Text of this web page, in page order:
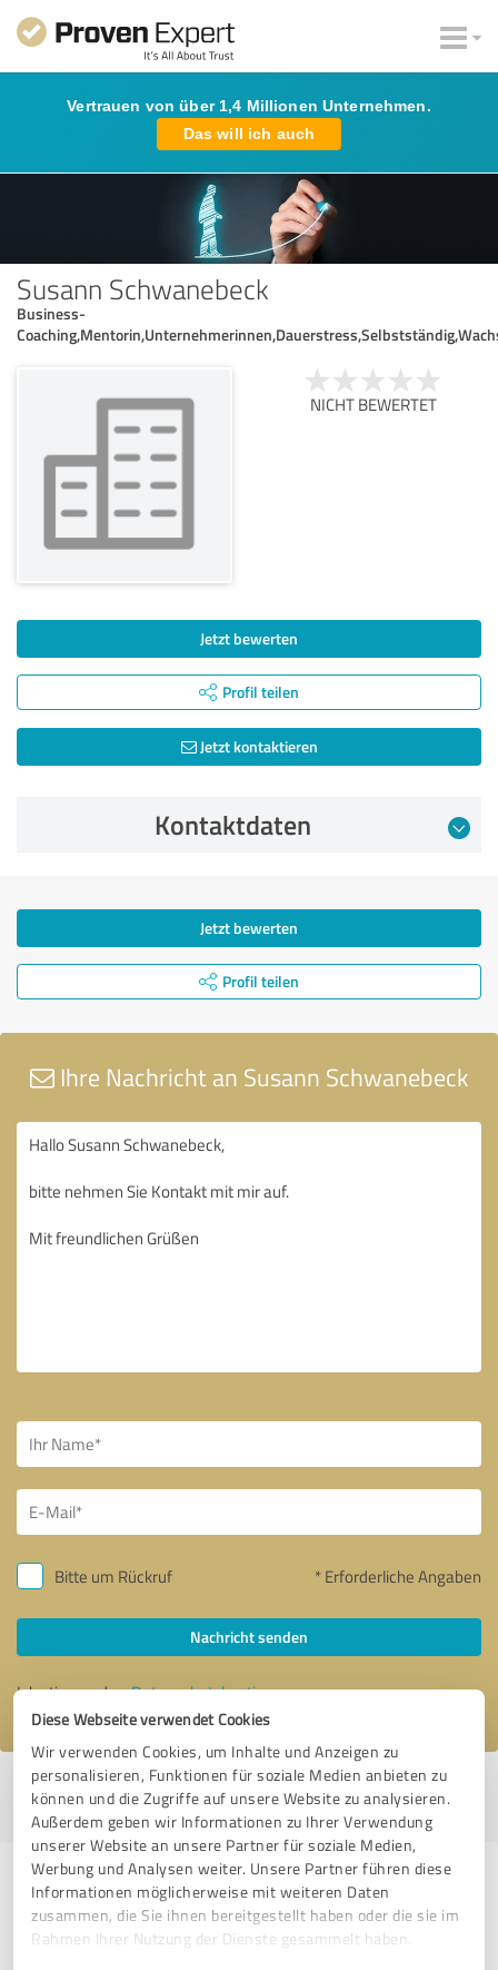
Diese Webseite verwendet Cookies
Wir verwenden Cookies, um Inhalte und Anzeigen zu
personalisieren, Funktionen für soziale Medien anbieten zu
können und die Zugriffe auf unsere Website zu analysieren.
Außerdem geben wir Informationen zu Ihrer Verwendung
unserer Website an unsere Partner für soziale Medien,
Werbung und Analysen weiter. Unsere Partner führen diese
Informationen möglicherweise mit weiteren Daten
zusammen, die Sie ihnen bereitgestellt haben oder die sie im
Rahmen Ihrer Nutzung der Dienste gesammelt haben.
Vertrauen von über 1,4 Millionen Unternehmen.
Das will ich auch
Susann Schwanebeck
Business-
NICHT BEWERTET
Jetzt bewerten
Profil teilen
Jetzt kontaktieren
Kontaktdaten
Jetzt bewerten
Profil teilen
Ihre Nachricht an Susann Schwanebeck
Bitte um Rückruf * Erforderliche Angaben
Nachricht senden
Ich stimme denDatenschutzbestimmungenzu.
Profil aktiv seit 04.03.2026 | Letzte Aktualisierung: 18.03.2026
melden
Erfahrungen zu weiteren
Anbietern aus dem Bereich
Coaching